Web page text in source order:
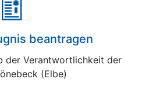
beantragen
der Verantwortlichkeit der
(Elbe)